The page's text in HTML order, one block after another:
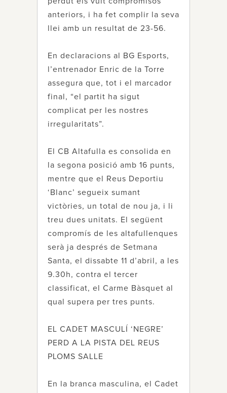
anteriors, i ha fet complir la seva
llei amb un resultat de 23-56.
En declaracions al BG Esports,
l’entrenador Enric de la Torre
assegura que, tot i el marcador
final, “el partit ha sigut
complicat per les nostres
irregularitats”.
El CB Altafulla es consolida en
la segona posició amb 16 punts,
mentre que el Reus Deportiu
‘Blanc’ segueix sumant
victòries, un total de nou ja, i li
treu dues unitats. El següent
compromís de les altafullenques
serà ja després de Setmana
Santa, el dissabte 11 d’abril, a les
9.30h, contra el tercer
classificat, el Carme Bàsquet al
qual supera per tres punts.
EL CADET MASCULÍ ‘NEGRE’
PERD A LA PISTA DEL REUS
PLOMS SALLE
En la branca masculina, el Cadet